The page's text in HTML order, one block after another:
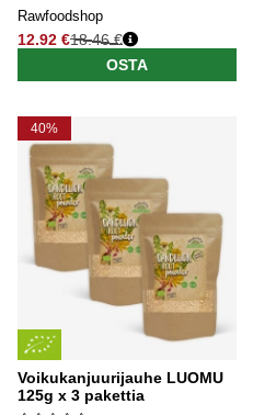
Rawfoodshop
12.92 €
Normaali hinta
18.46 €
OSTA
40%
Voikukanjuurijauhe LUOMU
125g x 3 pakettia